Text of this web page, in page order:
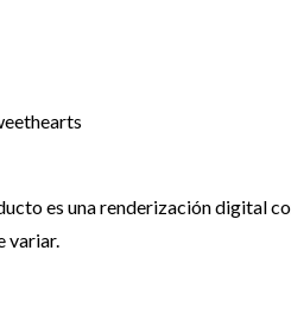
es una renderización digital
variar.